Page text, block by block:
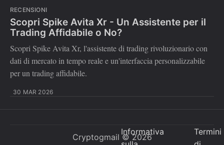
RECENSIONI
Scopri Spike Avita Xr - Un Assistente per il
Trading Affidabile o No?
Scopri Spike Avita Xr, l'assistente di trading rivoluzionario con
dati di mercato in tempo reale e un'interfaccia personalizzabile
per un trading affidabile.
30 MAR 2026
Informativa
Termini
Cryptogmail © 2026